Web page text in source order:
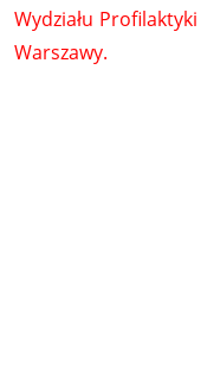
Wydziału
Warszawy.